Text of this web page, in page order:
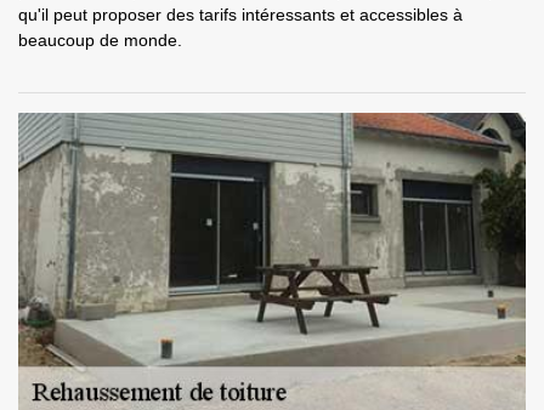
qu'il peut proposer des tarifs intéressants et accessibles à
beaucoup de monde.